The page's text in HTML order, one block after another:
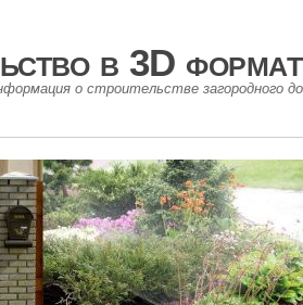
в 3D
о строительстве загородного